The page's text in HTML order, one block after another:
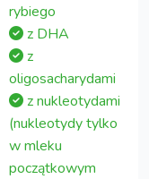
rybiego
z DHA
z
oligosacharydami
z nukleotydami
(nukleotydy tylko
w mleku
początkowym